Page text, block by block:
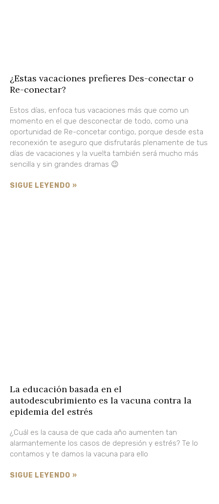
¿Estas vacaciones prefieres Des-conectar o
Re-conectar?
Estos días, enfoca tus vacaciones más que como un
momento en el que desconectar de todo, como una
oportunidad de Re-concetar contigo, porque desde esta
reconexión te aseguro que disfrutarás plenamente de tus
días de vacaciones y la vuelta también será mucho más
sencilla y sin grandes dramas 😉
SIGUE LEYENDO »
La educación basada en el
autodescubrimiento es la vacuna contra la
epidemia del estrés
¿Cuál es la causa de que cada año aumenten tan
alarmantemente los casos de depresión y estrés? Te lo
contamos y te damos la vacuna para ello
SIGUE LEYENDO »